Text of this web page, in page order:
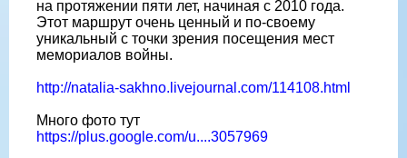
на протяжении пяти лет, начиная с 2010 года.
Этот маршрут очень ценный и по-своему
уникальный с точки зрения посещения мест
мемориалов войны.
http://natalia-sakhno.livejournal.com/114108.html
Много фото тут
https://plus.google.com/u....3057969